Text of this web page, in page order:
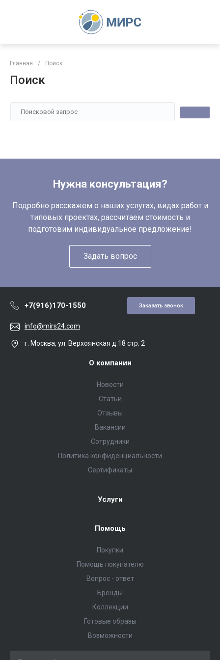
Главная / Поиск
Поиск
Нужна консультация?
Подробно расскажем о наших услугах, видах работ и
типовых проектах, рассчитаем стоимость и
подготовим индивидуальное предложение!
Задать вопрос
+7(916)170-1550 Заказать звонок
info@mirs24.com
г. Москва, ул. Верхоянская д.18 стр. 2
О компании
Новости
Статьи
Отзывы
Вакансии
Сотрудники
Политика конфиденциальности
Сертификаты
Услуги
Помощь
Покупки
Помощь покупателю
Вопрос - ответ
Бренды
Коллекции
Готовые образы
Возможности